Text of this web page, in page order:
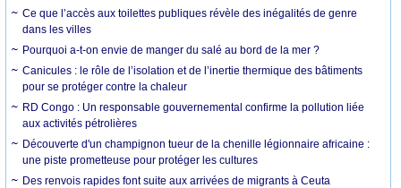
Ce que l’accès aux toilettes publiques révèle des inégalités de genre
dans les villes
Pourquoi a-t-on envie de manger du salé au bord de la mer ?
Canicules : le rôle de l’isolation et de l’inertie thermique des bâtiments
pour se protéger contre la chaleur
RD Congo : Un responsable gouvernemental confirme la pollution liée
aux activités pétrolières
Découverte d'un champignon tueur de la chenille légionnaire africaine :
une piste prometteuse pour protéger les cultures
Des renvois rapides font suite aux arrivées de migrants à Ceuta